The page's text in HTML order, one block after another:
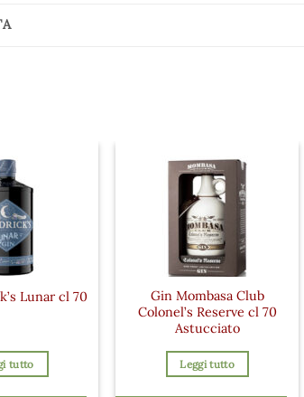
Lunar cl 70
tutto
Gin Mombasa Club
Colonel’s Reserve cl 70
Astucciato
Leggi tutto